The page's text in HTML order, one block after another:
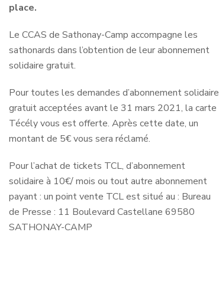
place.
Le CCAS de Sathonay-Camp accompagne les
sathonards dans l’obtention de leur abonnement
solidaire gratuit.
Pour toutes les demandes d’abonnement solidaire
gratuit acceptées avant le 31 mars 2021, la carte
Técély vous est offerte. Après cette date, un
montant de 5€ vous sera réclamé.
Pour l’achat de tickets TCL, d’abonnement
solidaire à 10€/ mois ou tout autre abonnement
payant : un point vente TCL est situé au : Bureau
de Presse : 11 Boulevard Castellane 69580
SATHONAY-CAMP